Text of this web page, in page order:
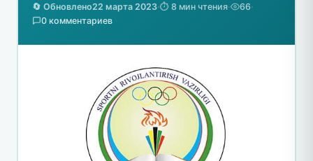
🔄 Обновлено22 марта 2023·⏱️ 8 мин чтения· 66·
0 комментариев